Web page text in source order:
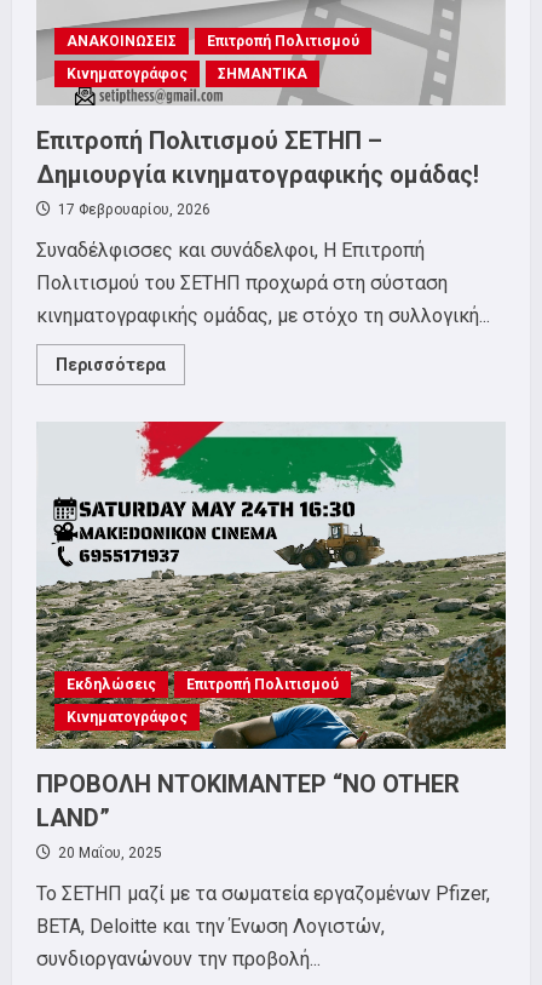
ΑΝΑΚΟΙΝΩΣΕΙΣ
Επιτροπή Πολιτισμού
Κινηματογράφος
ΣΗΜΑΝΤΙΚΑ
Επιτροπή Πολιτισμού ΣΕΤΗΠ –
Δημιουργία κινηματογραφικής ομάδας!
17 Φεβρουαρίου, 2026
Συναδέλφισσες και συνάδελφοι, Η Επιτροπή
Πολιτισμού του ΣΕΤΗΠ προχωρά στη σύσταση
κινηματογραφικής ομάδας, με στόχο τη συλλογική...
Περισσότερα
more
Πολιτισμού
ΣΕΤΗΠ
–
Δημιουργία
κινηματογραφικής
ομάδας!
Εκδηλώσεις
Επιτροπή Πολιτισμού
Κινηματογράφος
ΠΡΟΒΟΛΗ ΝΤΟΚΙΜΑΝΤΕΡ “NO OTHER
LAND”
20 Μαΐου, 2025
Το ΣΕΤΗΠ μαζί με τα σωματεία εργαζομένων Pfizer,
BETA, Deloitte και την Ένωση Λογιστών,
συνδιοργανώνoυν την προβολή...